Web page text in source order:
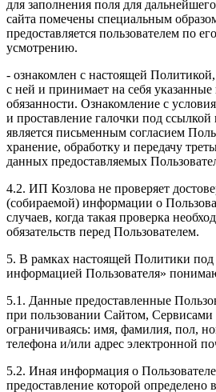
для заполнения поля для
сайта помечены специальным
предоставляется пользователем по
усмотрению.
- ознакомлен с настоящей
с ней и принимает на себя указанные
обязанности. Ознакомление с
и проставление галочки под
является письменным согласием
хранение, обработку и передачу
данных предоставляемых
4.2. ИП Козлова не проверяет
(собираемой) информации о
случаев, когда такая проверка
обязательств перед Пользователем.
5. В рамках настоящей Политики под
информацией Пользователя»
5.1. Данные предоставленные
при пользовании Сайтом, Сервисами
ограничиваясь: имя, фамилия, пол,
телефона и/или адрес электронной
5.2. Иная информация о
предоставление которой